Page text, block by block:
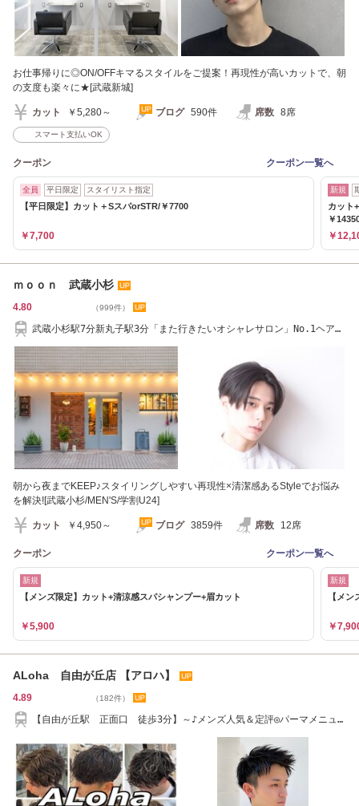
お仕事帰りに◎ON/OFFキマるスタイルをご提案！再現性が高いカットで、朝
の支度も楽々に★[武蔵新城]
カット ￥5,280～ ブログ 590件 席数 8席
スマート支払いOK
クーポン クーポン一覧へ
全員 平日限定 スタイリスト指定
【平日限定】カット＋SスパorSTR/￥7700
￥7,700
新規
カット
￥
￥
ｍｏｏｎ 武蔵小杉
4.80 （999件）
武蔵小杉駅7分新丸子駅3分「また行きたいオシャレサロン」No.1ヘアケ
朝から夜までKEEP♪スタイリングしやすい再現性×清潔感あるStyleでお悩み
を解決![武蔵小杉/MEN'S/学割U24]
カット ￥4,950～ ブログ 3859件 席数 12席
クーポン クーポン一覧へ
新規
【メンズ限定】カット+清涼感スパシャンプー+眉カット
￥5,900
新規
【メ
￥
ALoha 自由が丘店 【アロハ】
4.89 （182件）
【自由が丘駅 正面口 徒歩3分】～♪メンズ人気＆定評◎パーマメニュ